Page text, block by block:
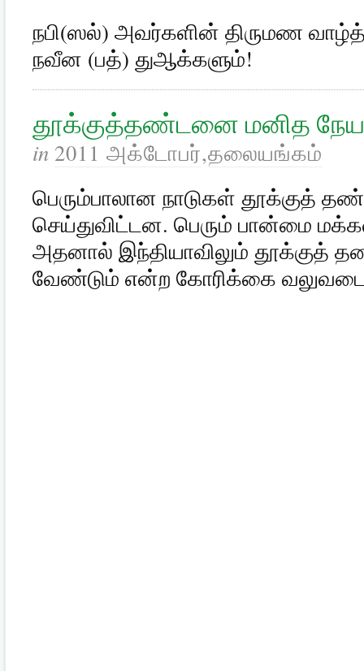
நபி(ஸல்) அவர்களின் திருமண
நவீன (பத்) துஆக்களும்!
தூக்குத்தண்டனை மனித
in 2011 அக்டோபர்,தலையங்கம்
பெரும்பாலான நாடுகள் தூக்குத்
செய்துவிட்டன. பெரும் பான்மை
அதனால் இந்தியாவிலும் தூக்குத்
வேண்டும் என்ற கோரிக்கை